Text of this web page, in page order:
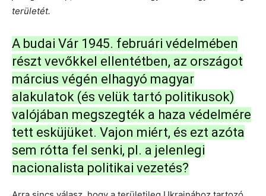
területét.
A budai Vár 1945. februári védelmében
részt vevőkkel ellentétben, az országot
március végén elhagyó magyar
alakulatok (és velük tartó politikusok)
valójában megszegték a haza védelmére
tett esküjüket. Vajon miért, és ezt azóta
sem rótta fel senki, pl. a jelenlegi
nacionalista politikai vezetés?